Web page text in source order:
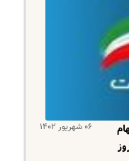
۰۶ شهریور ۱۴۰۲